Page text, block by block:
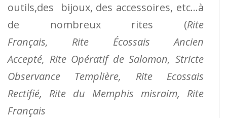
outils,des bijoux, des accessoires, etc…à
de nombreux rites (Rite
Français, Rite Écossais Ancien
Accepté, Rite Opératif de Salomon, Stricte
Observance Templière, Rite Ecossais
Rectifié, Rite du Memphis misraim, Rite
Français